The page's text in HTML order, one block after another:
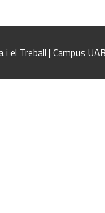
el Treball | Campus